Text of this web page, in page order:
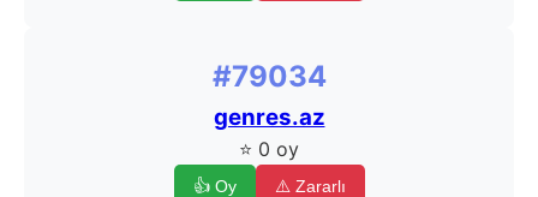
#79034
genres.az
⭐ 0 oy
👍 Oy ⚠️ Zararlı